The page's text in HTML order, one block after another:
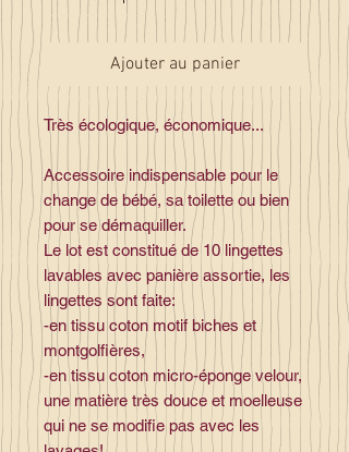
Ajouter au panier
Très écologique, économique...
Accessoire indispensable pour le
change de bébé, sa toilette ou bien
pour se démaquiller.
Le lot est constitué de 10 lingettes
lavables avec panière assortie, les
lingettes sont faite:
-en tissu coton motif biches et
montgolfières,
-en tissu coton micro-éponge velour,
une matière très douce et moelleuse
qui ne se modifie pas avec les